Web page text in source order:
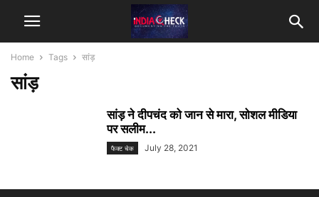
Home Tags सांड़
सांड़
सांड़ ने दीपचंद को जान से मारा, सोशल मीडिया
पर सलीम...
फैक्ट चेक July 28, 2021